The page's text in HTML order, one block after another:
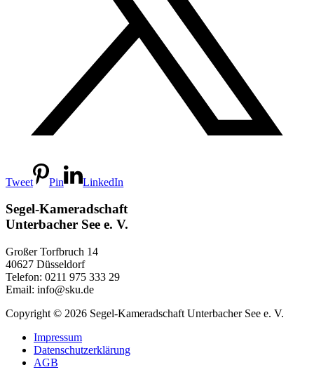
Tweet Pin LinkedIn
Segel-Kameradschaft
Unterbacher See e. V.
Großer Torfbruch 14
40627 Düsseldorf
Telefon: 0211 975 333 29
Email: info@sku.de
Copyright © 2026 Segel-Kameradschaft Unterbacher See e. V.
Impressum
Datenschutzerklärung
AGB